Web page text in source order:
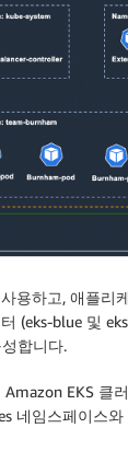
용하고, 애플리
(eks-blue 및
합니다.
EKS 클
네임스페이스